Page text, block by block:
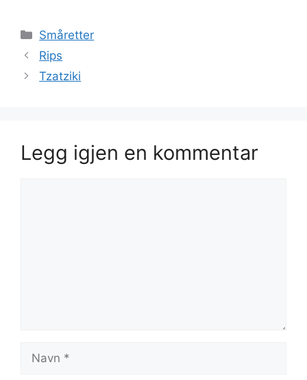
Kategorier
Småretter
Rips
Tzatziki
Legg igjen en kommentar